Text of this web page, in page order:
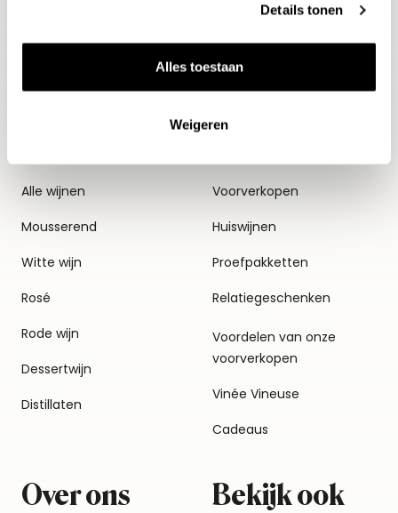
Details tonen
Alles toestaan
Weigeren
Alle wijnen
Mousserend
Witte wijn
Rosé
Rode wijn
Dessertwijn
Distillaten
Thema's
Voorverkopen
Huiswijnen
Proefpakketten
Relatiegeschenken
Voordelen van onze
voorverkopen
Vinée Vineuse
Cadeaus
Over ons Bekijk ook